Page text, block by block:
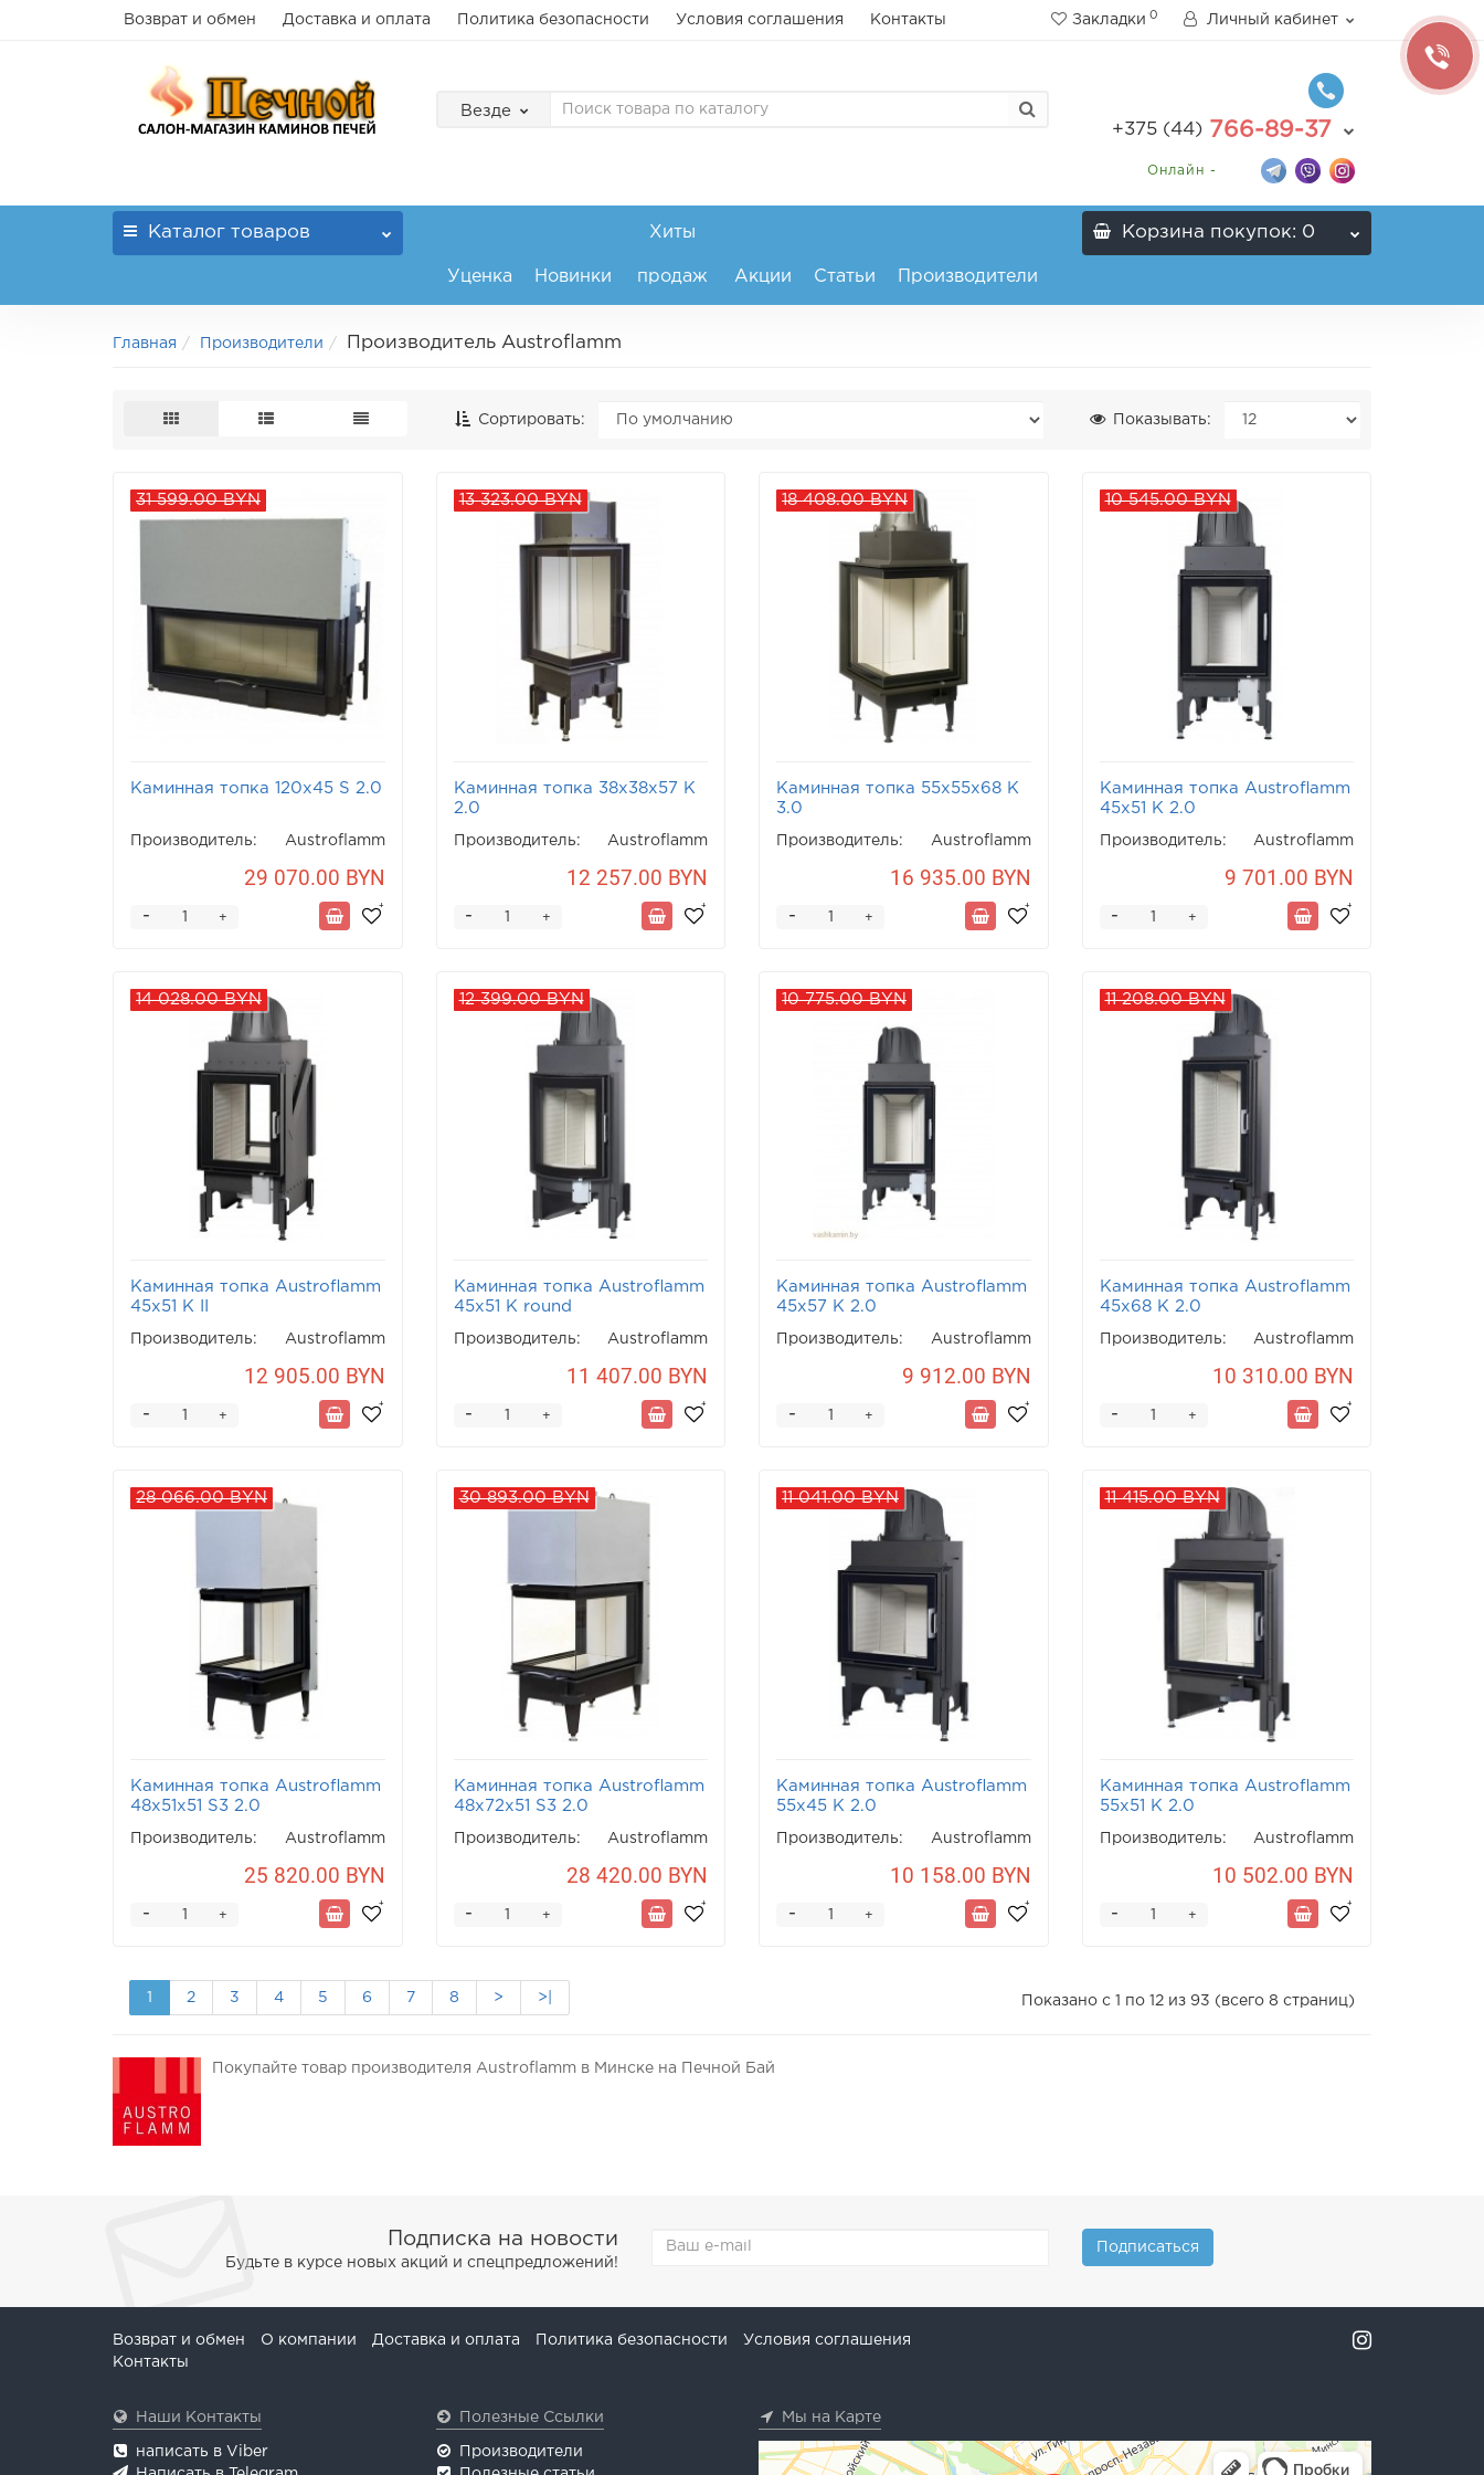
Возврат и обмен Доставка и оплата Политика безопасности Условия соглашения Контакты Закладки 0 Личный кабинет
Везде
+375 (44) 766-89-37
Онлайн -
Каталог товаров
Уценка Новинки
Хиты
продаж Акции Статьи Производители
Корзина покупок: 0
Главная Производители Производитель Austroflamm
Сортировать: Показывать:
31 599.00 BYN
Каминная топка 120x45 S 2.0
Производитель: Austroflamm
29 070.00 BYN
+
-
13 323.00 BYN
Каминная топка 38x38x57 K
2.0
Производитель: Austroflamm
12 257.00 BYN
+
-
18 408.00 BYN
Каминная топка 55x55x68 K
3.0
Производитель: Austroflamm
16 935.00 BYN
+
-
10 545.00 BYN
Каминная топка Austroflamm
45x51 K 2.0
Производитель: Austroflamm
9 701.00 BYN
+
-
14 028.00 BYN
Каминная топка Austroflamm
45x51 K II
Производитель: Austroflamm
12 905.00 BYN
+
-
12 399.00 BYN
Каминная топка Austroflamm
45x51 K round
Производитель: Austroflamm
11 407.00 BYN
+
-
10 775.00 BYN
Каминная топка Austroflamm
45x57 K 2.0
Производитель: Austroflamm
9 912.00 BYN
+
-
11 208.00 BYN
Каминная топка Austroflamm
45x68 K 2.0
Производитель: Austroflamm
10 310.00 BYN
+
-
28 066.00 BYN
Каминная топка Austroflamm
48x51x51 S3 2.0
Производитель: Austroflamm
25 820.00 BYN
+
-
30 893.00 BYN
Каминная топка Austroflamm
48x72x51 S3 2.0
Производитель: Austroflamm
28 420.00 BYN
+
-
11 041.00 BYN
Каминная топка Austroflamm
55x45 K 2.0
Производитель: Austroflamm
10 158.00 BYN
+
-
11 415.00 BYN
Каминная топка Austroflamm
55x51 K 2.0
Производитель: Austroflamm
10 502.00 BYN
+
-
1 2 3 4 5 6 7 8 > >| Показано с 1 по 12 из 93 (всего 8 страниц)
Покупайте товар производителя Austroflamm в Минске на Печной Бай
Подписка на новости
Будьте в курсе новых акций и спецпредложений!
Подписаться
Возврат и обмен О компании Доставка и оплата Политика безопасности
Условия соглашения
Контакты
Наши Контакты
написать в Viber
Полезные Ссылки
Производители
Мы на Карте